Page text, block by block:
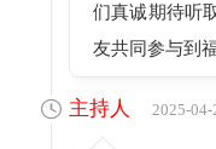
们真诚期待听
友共同参与到
主持人 2025-04-